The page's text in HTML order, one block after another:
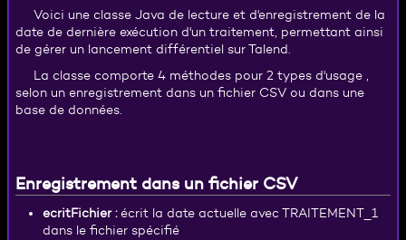
Voici une classe Java de lecture et d'enregistrement de la
date de dernière exécution d'un traitement, permettant ainsi
de gérer un lancement différentiel sur Talend.
La classe comporte 4 méthodes pour 2 types d'usage ,
selon un enregistrement dans un fichier CSV ou dans une
base de données.
Enregistrement dans un fichier CSV
ecritFichier:écrit la date actuelle avec TRAITEMENT_1
dans le fichier spécifié